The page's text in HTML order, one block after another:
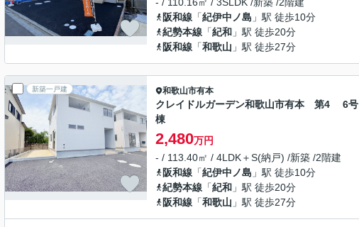
阪和線 「紀伊中ノ島 」駅 徒歩10分
紀勢本線 「紀和 」駅 徒歩20分
阪和線 「和歌山 」駅 徒歩27分
新築一戸建 和歌山市有本
クレイドルガーデン和歌山市有本 第4 6号
棟
2,480万円
- / 113.40㎡ / 4LDK＋S(納戸) /新築 /2階建
阪和線 「紀伊中ノ島 」駅 徒歩10分
紀勢本線 「紀和 」駅 徒歩20分
阪和線 「和歌山 」駅 徒歩27分